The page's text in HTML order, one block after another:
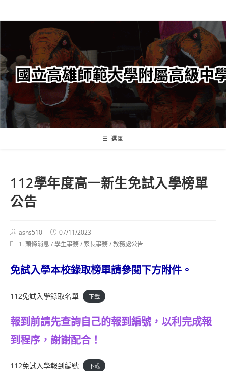
轉
要
內
容
選單
112學年度高一新生免試入學榜單
公告
Post
author:
ashs510
Post
published:
07/11/2023
Post1. 頭條消息 /學生事務/ 家長事務/教務處公告
免試入學本校錄取榜單請參閱下方附件。
112免試入學錄取名單 下載
報到前請先查詢自己的報到編號，以利完成報
到程序，謝謝配合！
112免試入學報到編號 下載